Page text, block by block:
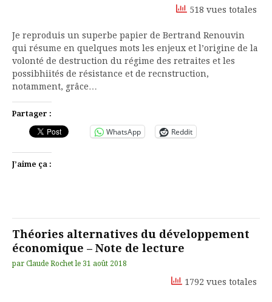
518 vues totales
Je reproduis un superbe papier de Bertrand Renouvin
qui résume en quelques mots les enjeux et l’origine de la
volonté de destruction du régime des retraites et les
possibhiités de résistance et de recnstruction,
notamment, grâce…
Partager :
WhatsApp Reddit
J’aime ça :
Théories alternatives du développement
économique – Note de lecture
par Claude Rochet le 31 août 2018
1792 vues totales